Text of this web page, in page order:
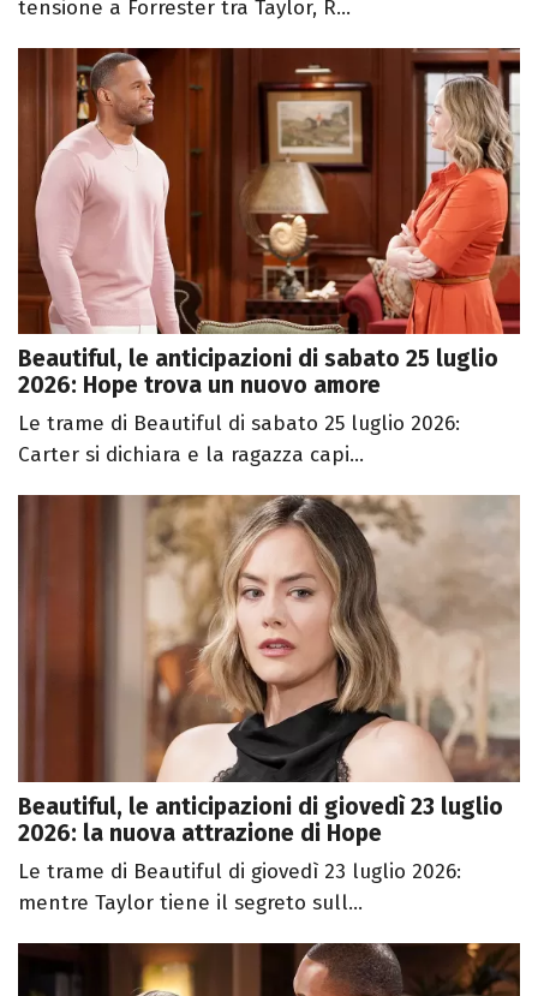
tensione a Forrester tra Taylor, R...
Beautiful, le anticipazioni di sabato 25 luglio
2026: Hope trova un nuovo amore
Le trame di Beautiful di sabato 25 luglio 2026:
Carter si dichiara e la ragazza capi...
Beautiful, le anticipazioni di giovedì 23 luglio
2026: la nuova attrazione di Hope
Le trame di Beautiful di giovedì 23 luglio 2026:
mentre Taylor tiene il segreto sull...